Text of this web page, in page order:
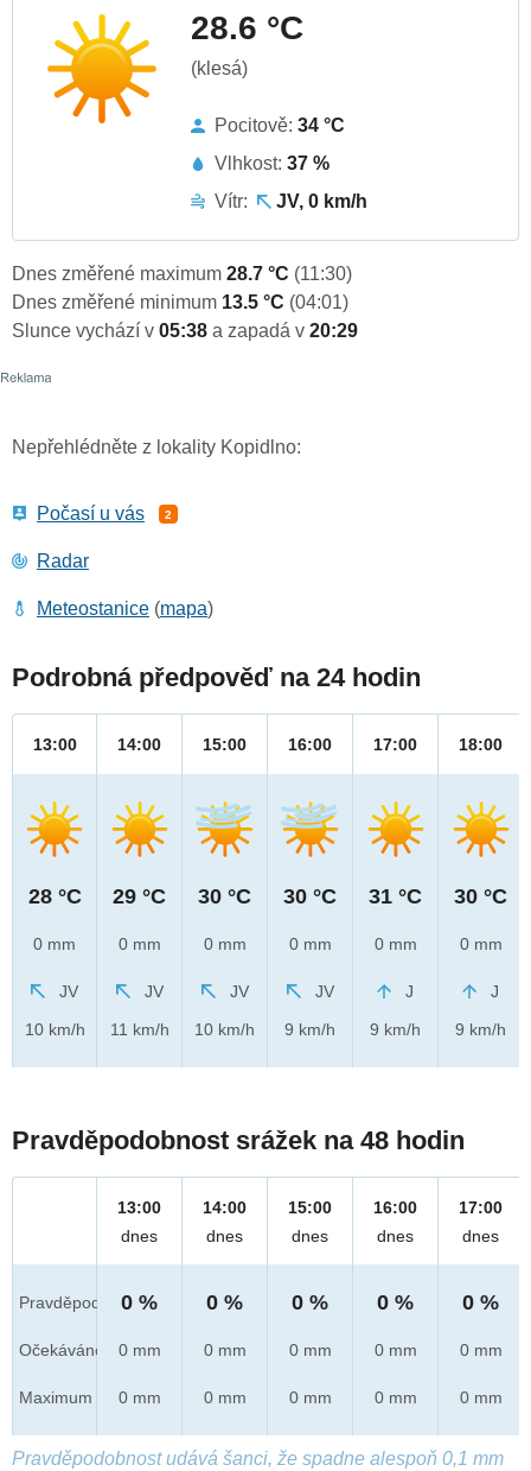
28.6 °C
(klesá)
Pocitově: 34 °C
Vlhkost: 37 %
Vítr:
JV, 0 km/h
Dnes změřené maximum 28.7 °C (11:30)
Dnes změřené minimum 13.5 °C (04:01)
Slunce vychází v 05:38 a zapadá v 20:29
Nepřehlédněte z lokality Kopidlno:
Počasí u vás 2
Radar
Meteostanice (mapa)
Podrobná předpověď na 24 hodin
13:00
28 °C
0 mm
JV
10 km/h
14:00
29 °C
0 mm
JV
11 km/h
15:00
30 °C
0 mm
JV
10 km/h
16:00
30 °C
0 mm
JV
9 km/h
17:00
31 °C
0 mm
J
9 km/h
18:00
30 °C
0 mm
J
9 km/h
Pravděpodobnost srážek na 48 hodin
Pravděpod.
Očekáváno
Maximum
13:00
dnes
0 %
0 mm
0 mm
14:00
dnes
0 %
0 mm
0 mm
15:00
dnes
0 %
0 mm
0 mm
16:00
dnes
0 %
0 mm
0 mm
17:00
dnes
0 %
0 mm
0 mm
Pravděpodobnost udává šanci, že spadne alespoň 0,1 mm